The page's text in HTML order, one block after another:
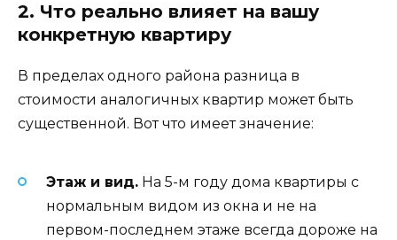
2. Что реально влияет на вашу
конкретную квартиру
В пределах одного района разница в
стоимости аналогичных квартир может быть
существенной. Вот что имеет значение:
Этаж и вид. На 5-м году дома квартиры с
нормальным видом из окна и не на
первом-последнем этаже всегда дороже на